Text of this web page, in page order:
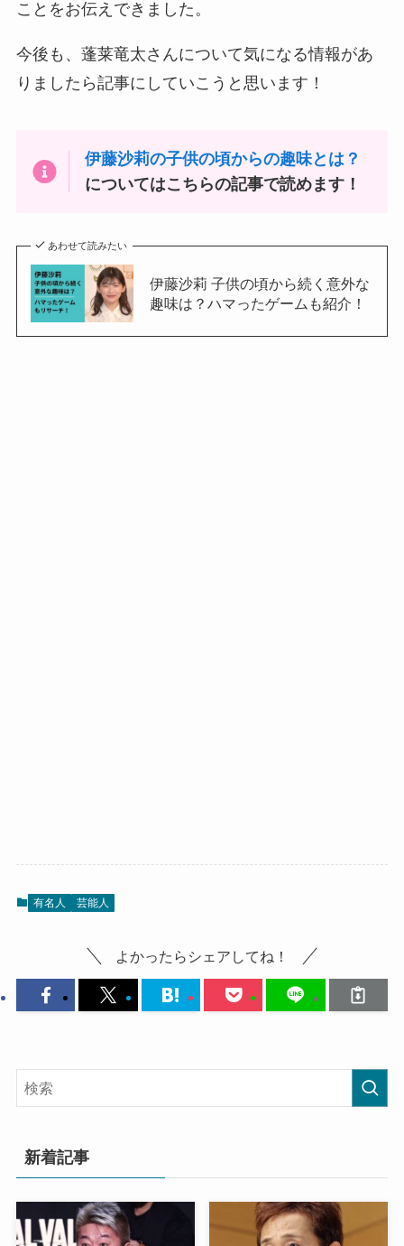
ことをお伝えできました。
今後も、蓬莱竜太さんについて気になる情報があ
りましたら記事にしていこうと思います！
伊藤沙莉の子供の頃からの趣味とは？
についてはこちらの記事で読めます！
あわせて読みたい
伊藤沙莉 子供の頃から続く意外な
趣味は？ハマったゲームも紹介！
有名人 芸能人
よかったらシェアしてね！
新着記事